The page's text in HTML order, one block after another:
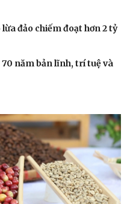
Thời trang
Sao Việt
đảo chiếm đoạt hơn 2 tỷ
năm bản lĩnh, trí tuệ và